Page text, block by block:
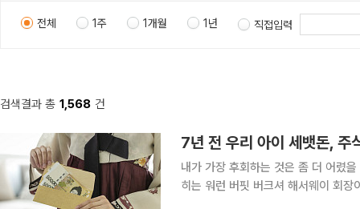
전체 1주 1개월 1년 직접입력
검색결과 총 1,568 건
내가 가장 후회하는 것은 좀 더 어렸을 때 주식 투
히는 워런 버핏 버크셔 해서웨이 회장이 한 말이다. 효율적 부를 축적하